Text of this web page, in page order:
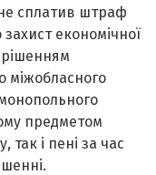
не сплатив штраф
економічної
рішенням
міжобласного
предметом
і пені за час